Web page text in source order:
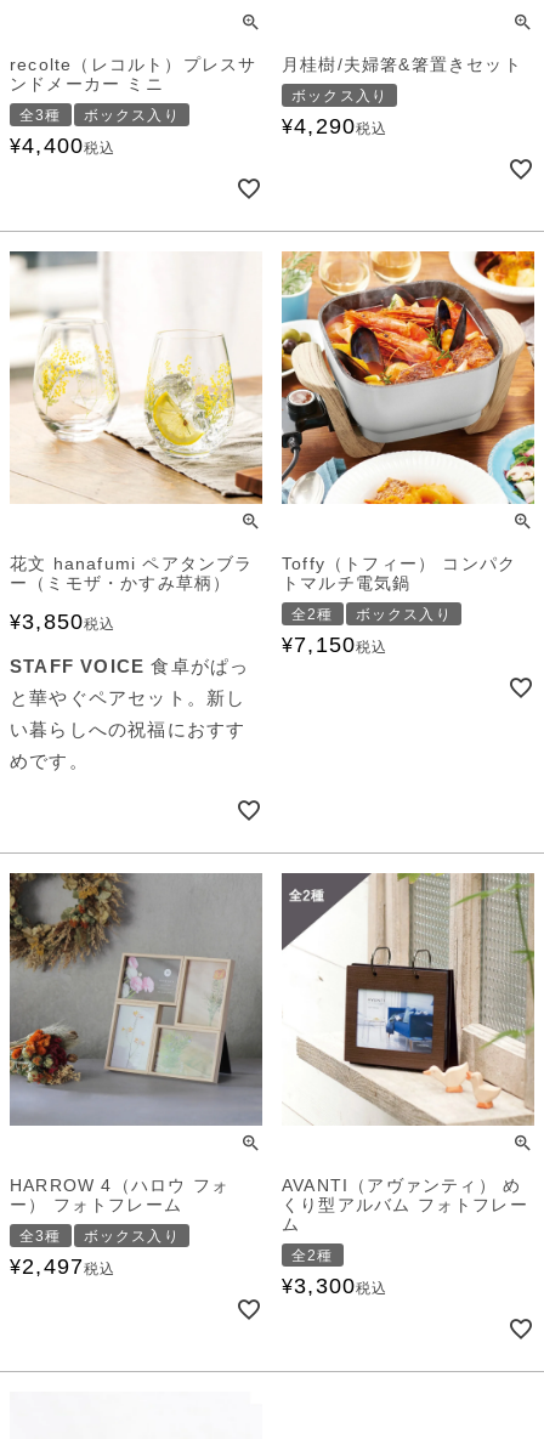
recolte（レコルト）プレスサ
ンドメーカー ミニ
全3種 ボックス入り
¥4,400税込
月桂樹/夫婦箸&箸置きセット
ボックス入り
¥4,290税込
花文 hanafumi ペアタンブラ
ー（ミモザ・かすみ草柄）
¥3,850税込
STAFF VOICE 食卓がぱっ
と華やぐペアセット。新し
い暮らしへの祝福におすす
めです。
Toffy（トフィー） コンパク
トマルチ電気鍋
全2種 ボックス入り
¥7,150税込
HARROW 4（ハロウ フォ
ー） フォトフレーム
全3種 ボックス入り
¥2,497税込
AVANTI（アヴァンティ） め
くり型アルバム フォトフレー
ム
全2種
¥3,300税込